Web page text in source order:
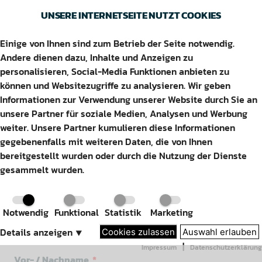
UNSERE INTERNETSEITE NUTZT COOKIES
Einige von Ihnen sind zum Betrieb der Seite notwendig.
Andere dienen dazu, Inhalte und Anzeigen zu
personalisieren, Social-Media Funktionen anbieten zu
können und Websitezugriffe zu analysieren. Wir geben
Informationen zur Verwendung unserer Website durch Sie an
unsere Partner für soziale Medien, Analysen und Werbung
weiter. Unsere Partner kumulieren diese Informationen
gegebenenfalls mit weiteren Daten, die von Ihnen
bereitgestellt wurden oder durch die Nutzung der Dienste
gesammelt wurden.
Notwendig Funktional Statistik Marketing
Cookies zulassen Auswahl erlauben
Details anzeigen ⯆
Impressum | Datenschutzerklärung
GLÜCKWUNSCH
Du hast das goldene Ei gefunden!
Jetzt nur noch deine Kontaktdaten eingeben und schon
bis du dabei!
Teilnahmeformular